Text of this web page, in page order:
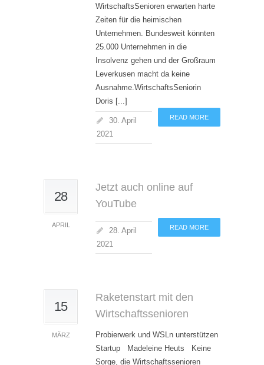
WirtschaftsSenioren erwarten harte
Zeiten für die heimischen
Unternehmen. Bundesweit könnten
25.000 Unternehmen in die
Insolvenz gehen und der Großraum
Leverkusen macht da keine
Ausnahme.WirtschaftsSeniorin
Doris [...]
READ MORE
30. April
2021
28
APRIL
Jetzt auch online auf
YouTube
READ MORE
28. April
2021
15
MÄRZ
Raketenstart mit den
Wirtschaftssenioren
Probierwerk und WSLn unterstützen
Startup Madeleine Heuts Keine
Sorge, die Wirtschaftssenioren